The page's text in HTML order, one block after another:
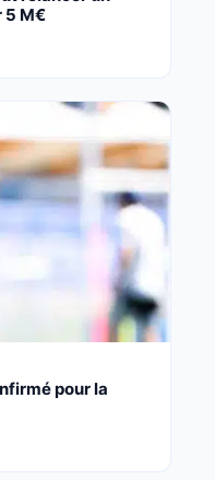
5 M€
pour la